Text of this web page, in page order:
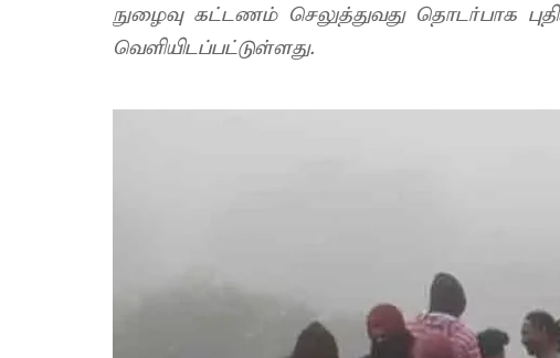
நுழைவு கட்டணம் செலுத்துவது தொடர்பாக
வெளியிடப்பட்டுள்ளது.